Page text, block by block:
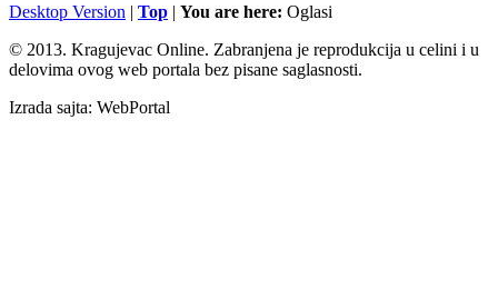
Desktop Version | Top | You are here: Oglasi
© 2013. Kragujevac Online. Zabranjena je reprodukcija u celini i u
delovima ovog web portala bez pisane saglasnosti.
Izrada sajta: WebPortal